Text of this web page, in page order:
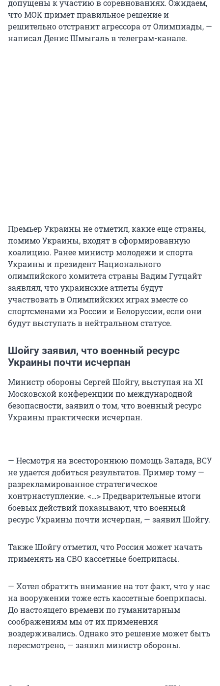
допущены к участию в соревнованиях. Ожидаем,
что МОК примет правильное решение и
решительно отстранит агрессора от Олимпиады, —
написал Денис Шмыгаль в телеграм-канале.
Премьер Украины не отметил, какие еще страны,
помимо Украины, входят в сформированную
коалицию. Ранее министр молодежи и спорта
Украины и президент Национального
олимпийского комитета страны Вадим Гутцайт
заявлял, что украинские атлеты будут
участвовать в Олимпийских играх вместе со
спортсменами из России и Белоруссии, если они
будут выступать в нейтральном статусе.
Шойгу заявил, что военный ресурс
Украины почти исчерпан
Министр обороны Сергей Шойгу, выступая на XI
Московской конференции по международной
безопасности, заявил о том, что военный ресурс
Украины практически исчерпан.
— Несмотря на всестороннюю помощь Запада, ВСУ
не удается добиться результатов. Пример тому —
разрекламированное стратегическое
контрнаступление. <…> Предварительные итоги
боевых действий показывают, что военный
ресурс Украины почти исчерпан, — заявил Шойгу.
Также Шойгу отметил, что Россия может начать
применять на СВО кассетные боеприпасы.
— Хотел обратить внимание на тот факт, что у нас
на вооружении тоже есть кассетные боеприпасы.
До настоящего времени по гуманитарным
соображениям мы от их применения
воздерживались. Однако это решение может быть
пересмотрено, — заявил министр обороны.